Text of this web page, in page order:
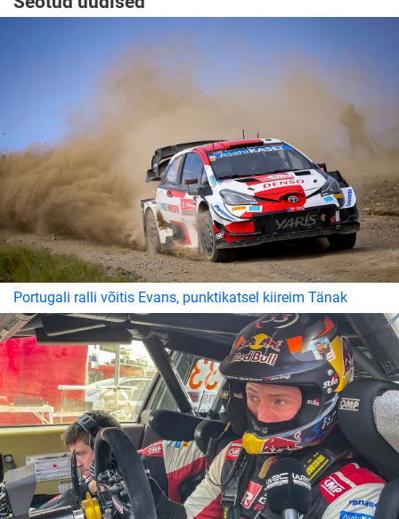
Portugali ralli võitis Evans, punktikatsel kiireim Tänak